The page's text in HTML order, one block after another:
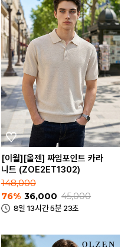
[이월][올젠] 짜임포인트 카라
니트 (ZOE2ET1302)
148,000
76% 36,000 45,000
8일 13시간 5분 23초